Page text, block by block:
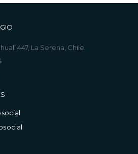
447, La Serena, Chile.